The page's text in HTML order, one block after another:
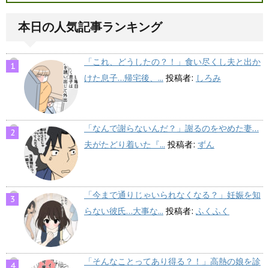
本日の人気記事ランキング
「これ、どうしたの？！」食い尽くし夫と出か
けた息子…帰宅後、... 投稿者: しろみ
「なんで謝らないんだ？」謝るのをやめた妻…
夫がたどり着いた『... 投稿者: ずん
「今まで通りじゃいられなくなる？」妊娠を知
らない彼氏…大事な... 投稿者: ふくふく
「そんなことってあり得る？！」高熱の娘を診